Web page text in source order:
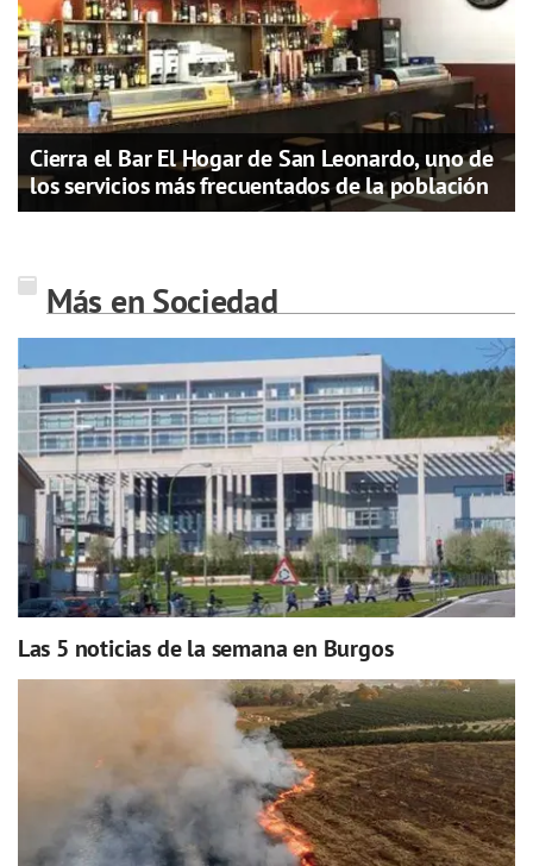
Cierra el Bar El Hogar de San Leonardo, uno de
los servicios más frecuentados de la población
Más en Sociedad
Las 5 noticias de la semana en Burgos